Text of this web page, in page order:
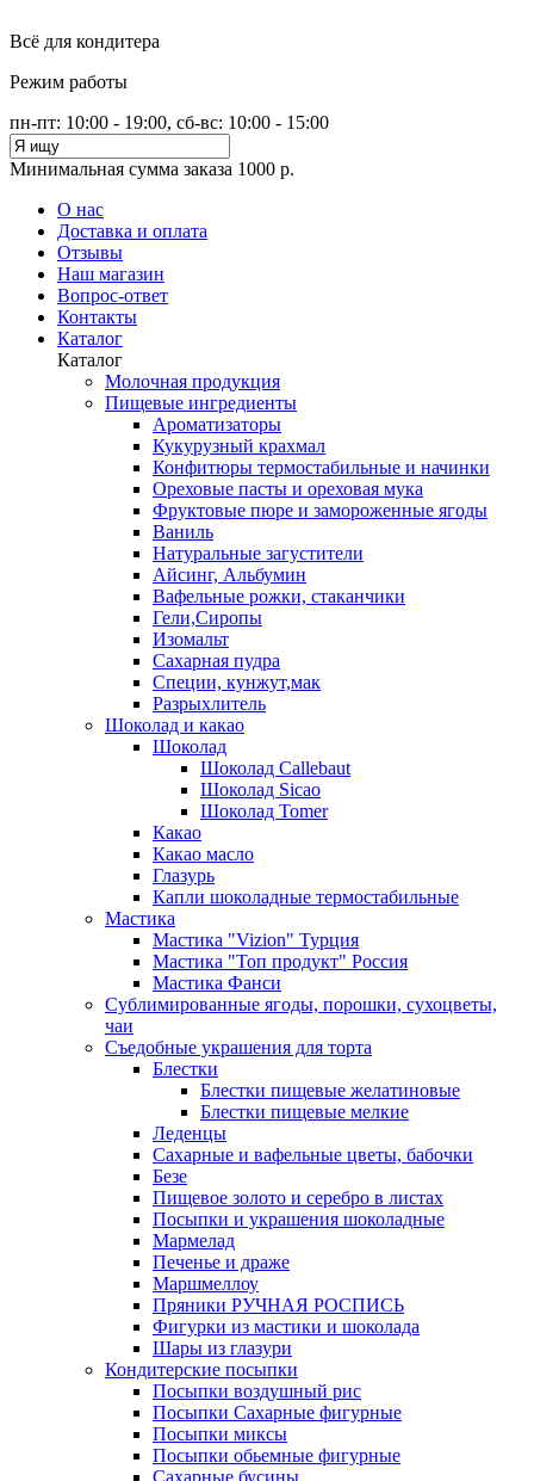
Всё для кондитера
Режим работы
пн-пт: 10:00 - 19:00, сб-вс: 10:00 - 15:00
Минимальная сумма заказа 1000 р.
О нас
Доставка и оплата
Отзывы
Наш магазин
Вопрос-ответ
Контакты
Каталог
Каталог
Молочная продукция
Пищевые ингредиенты
Ароматизаторы
Кукурузный крахмал
Конфитюры термостабильные и начинки
Ореховые пасты и ореховая мука
Фруктовые пюре и замороженные ягоды
Ваниль
Натуральные загустители
Айсинг, Альбумин
Вафельные рожки, стаканчики
Гели,Сиропы
Изомальт
Сахарная пудра
Специи, кунжут,мак
Разрыхлитель
Шоколад и какао
Шоколад
Шоколад Callebaut
Шоколад Sicao
Шоколад Tomer
Какао
Какао масло
Глазурь
Капли шоколадные термостабильные
Мастика
Мастика "Vizion" Турция
Мастика "Топ продукт" Россия
Мастика Фанси
Сублимированные ягоды, порошки, сухоцветы,
чаи
Съедобные украшения для торта
Блестки
Блестки пищевые желатиновые
Блестки пищевые мелкие
Леденцы
Сахарные и вафельные цветы, бабочки
Безе
Пищевое золото и серебро в листах
Посыпки и украшения шоколадные
Мармелад
Печенье и драже
Маршмеллоу
Пряники РУЧНАЯ РОСПИСЬ
Фигурки из мастики и шоколада
Шары из глазури
Кондитерские посыпки
Посыпки воздушный рис
Посыпки Сахарные фигурные
Посыпки миксы
Посыпки обьемные фигурные
Сахарные бусины